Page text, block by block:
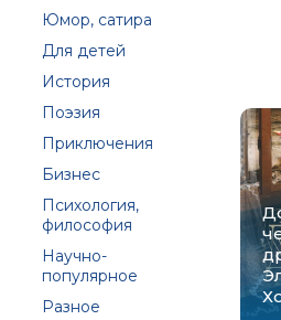
Юмор, сатира
Для детей
История
Поэзия
Приключения
Бизнес
Психология,
философия
Научно-
популярное
Разное